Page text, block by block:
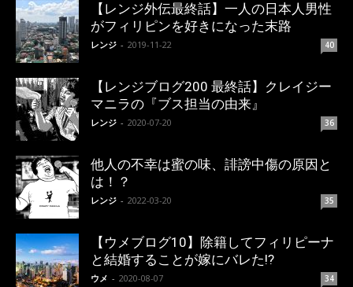
【レンジ外伝最終話】一人の日本人男性
がフィリピンを好きになった末路
レンジ - 2019-11-22 40
【レンジブログ200 最終話】クレイジー
マニラの『ブス担当の由来』
レンジ - 2020-07-20 36
他人の不幸は蜜の味、誹謗中傷の原因と
は！？
レンジ - 2022-03-20 35
【ウメブログ10】除籍してフィリピーナ
と結婚することが嫁にバレた!?
ウメ - 2020-08-07 34